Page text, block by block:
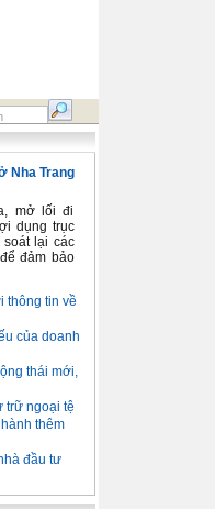
Nha Trang
mở lối đi
dụng trục
soát lại các
đảm bảo
thông tin về
của doanh
thái mới,
trữ ngoại tệ
thêm
đầu tư